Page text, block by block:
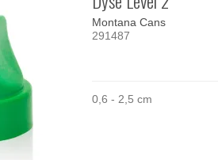
Montana Cans
291487
0,6 - 2,5 cm